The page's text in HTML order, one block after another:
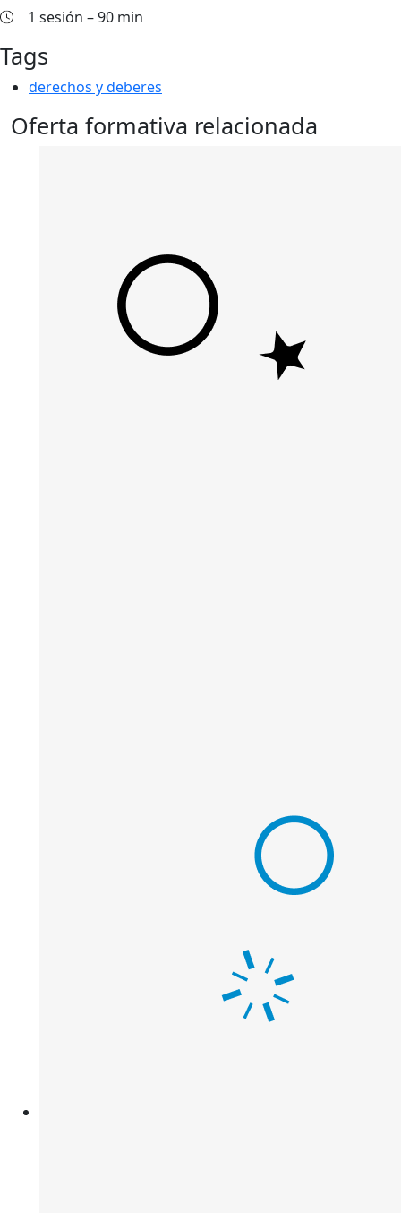
1 sesión – 90 min
Tags
derechos y deberes
Oferta formativa relacionada